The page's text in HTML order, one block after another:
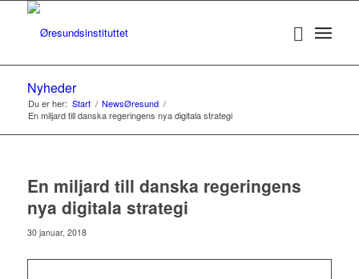
Nyheder
Du er her: Start / NewsØresund /
En miljard till danska regeringens nya digitala strategi
En miljard till danska regeringens
nya digitala strategi
30 januar, 2018